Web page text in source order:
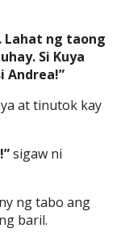
Lahat ng taong
Si Kuya
Andrea!”
at tinutok kay
sigaw ni
ng tabo ang
baril.